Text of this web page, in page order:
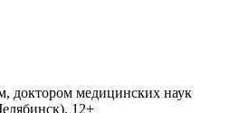
доктором медицинских наук
12+